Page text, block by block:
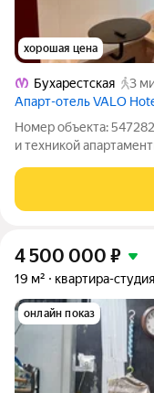
хорошая цена
Бухарестская
3
Апарт-отель VALO
Номер объекта:
и техникой
корпус 5 Об апарт-
занимается
4 500 000 ₽
19 м² квартира-студия
онлайн показ